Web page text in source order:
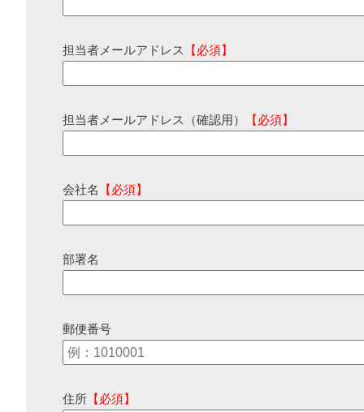
担当者メールアドレス 【必須】
担当者メールアドレス（確認用） 【必須】
会社名 【必須】
部署名
郵便番号
住所 【必須】